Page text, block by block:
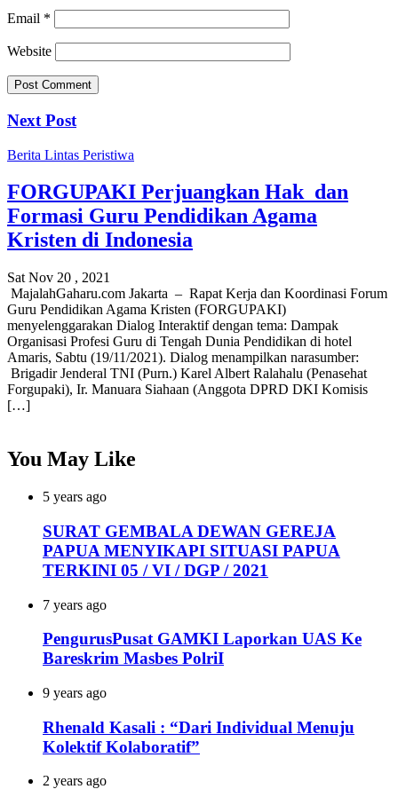
Email *
Website
Next Post
Berita Lintas Peristiwa
FORGUPAKI Perjuangkan Hak dan
Formasi Guru Pendidikan Agama
Kristen di Indonesia
Sat Nov 20 , 2021
MajalahGaharu.com Jakarta – Rapat Kerja dan Koordinasi Forum
Guru Pendidikan Agama Kristen (FORGUPAKI)
menyelenggarakan Dialog Interaktif dengan tema: Dampak
Organisasi Profesi Guru di Tengah Dunia Pendidikan di hotel
Amaris, Sabtu (19/11/2021). Dialog menampilkan narasumber:
Brigadir Jenderal TNI (Purn.) Karel Albert Ralahalu (Penasehat
Forgupaki), Ir. Manuara Siahaan (Anggota DPRD DKI Komisis
[…]
You May Like
5 years ago
SURAT GEMBALA DEWAN GEREJA
PAPUA MENYIKAPI SITUASI PAPUA
TERKINI 05 / VI / DGP / 2021
7 years ago
PengurusPusat GAMKI Laporkan UAS Ke
Bareskrim Masbes PolriI
9 years ago
Rhenald Kasali : “Dari Individual Menuju
Kolektif Kolaboratif”
2 years ago